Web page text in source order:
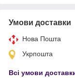
Умови доставки
Нова Пошта
Укрпошта
Всі умови